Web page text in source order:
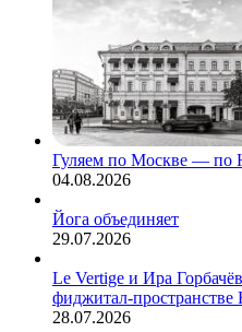
Гуляем по Москве — по
04.08.2026
Йога объединяет
29.07.2026
Le Vertige и Ира
фиджитал-пространстве
28.07.2026